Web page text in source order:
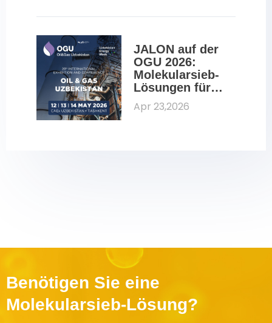
Dehydratisieru
JALON auf der
OGU 2026:
Molekularsieb-
Lösungen für
Öl und Gas
Apr 23,2026
Benötigen Sie eine
Molekularsieb-Lösung?